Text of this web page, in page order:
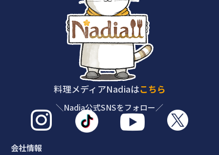
料理メディアNadiaはこちら
＼Nadia公式SNSをフォロー／
  
会社情報